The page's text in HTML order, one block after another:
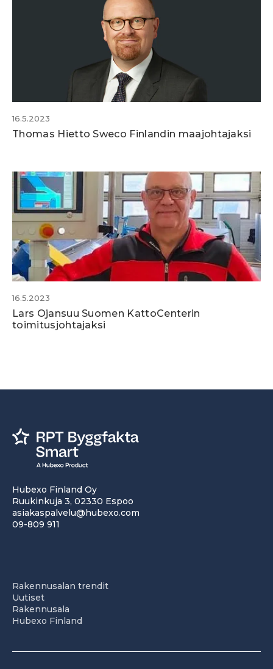
16.5.2023
Thomas Hietto Sweco Finlandin maajohtajaksi
16.5.2023
Lars Ojansuu Suomen KattoCenterin
toimitusjohtajaksi
Hubexo Finland Oy
Ruukinkuja 3, 02330 Espoo
asiakaspalvelu@hubexo.com
09-809 911
Rakennusalan trendit
Uutiset
Rakennusala
Hubexo Finland